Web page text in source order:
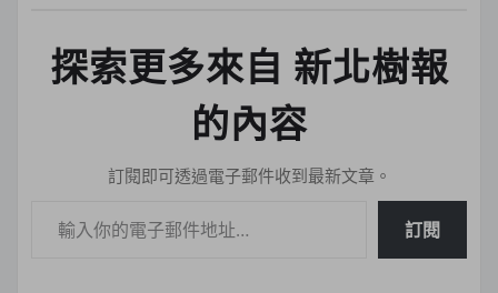
探索更多來自 新北樹報
的內容
訂閱即可透過電子郵件收到最新文章。
訂閱